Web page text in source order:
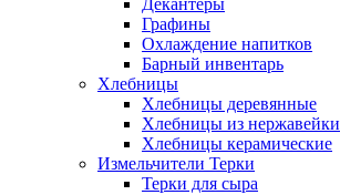
Декантеры
Графины
Охлаждение напитков
Барный инвентарь
Хлебницы
Хлебницы деревянные
Хлебницы из нержавейки
Хлебницы керамические
Измельчители Терки
Терки для сыра